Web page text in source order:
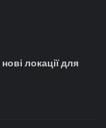
локації для